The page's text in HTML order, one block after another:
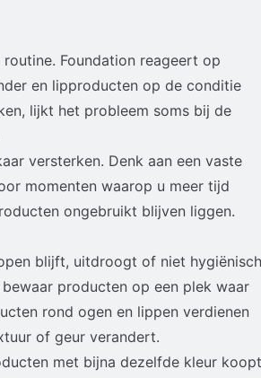
Foundation reageert op
en lipproducten op de conditie
lijkt het probleem soms bij de
versterken. Denk aan een vaste
momenten waarop u meer tijd
ongebruikt blijven liggen.
blijft, uitdroogt of niet hygiënisch
producten op een plek waar
rond ogen en lippen verdienen
of geur verandert.
met bijna dezelfde kleur